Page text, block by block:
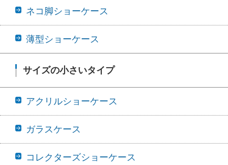
ネコ脚ショーケース
薄型ショーケース
サイズの小さいタイプ
アクリルショーケース
ガラスケース
コレクターズショーケース